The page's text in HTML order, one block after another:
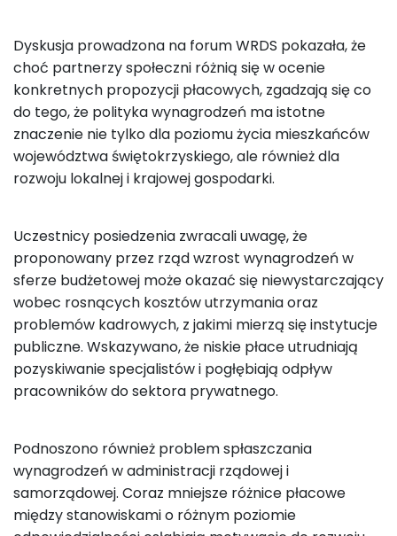
Dyskusja prowadzona na forum WRDS pokazała, że
choć partnerzy społeczni różnią się w ocenie
konkretnych propozycji płacowych, zgadzają się co
do tego, że polityka wynagrodzeń ma istotne
znaczenie nie tylko dla poziomu życia mieszkańców
województwa świętokrzyskiego, ale również dla
rozwoju lokalnej i krajowej gospodarki.
Uczestnicy posiedzenia zwracali uwagę, że
proponowany przez rząd wzrost wynagrodzeń w
sferze budżetowej może okazać się niewystarczający
wobec rosnących kosztów utrzymania oraz
problemów kadrowych, z jakimi mierzą się instytucje
publiczne. Wskazywano, że niskie płace utrudniają
pozyskiwanie specjalistów i pogłębiają odpływ
pracowników do sektora prywatnego.
Podnoszono również problem spłaszczania
wynagrodzeń w administracji rządowej i
samorządowej. Coraz mniejsze różnice płacowe
między stanowiskami o różnym poziomie